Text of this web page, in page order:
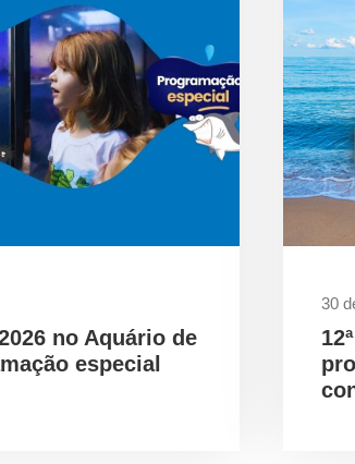
no Aquário de
especial
30